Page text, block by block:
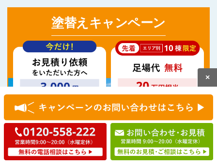
塗替え キャンペーン
キャンペーンのお問い合わせはこちら
×